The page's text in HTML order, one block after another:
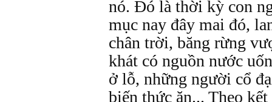
nó. Đó là thời kỳ con
mục nay đây mai đó,
chân trời, băng rừng
khát có nguồn nước
ở lỗ, những người cổ
biến thức ăn... Theo